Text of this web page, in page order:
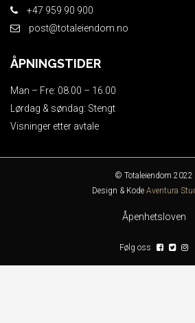
+47 959 90 900
post@totaleiendom.no
ÅPNINGSTIDER
Man – Fre: 08.00 – 16.00
Lørdag & søndag: Stengt
Visninger etter avtale
© Totaleiendom 2022
Design & Kode Aventura
Åpenhetsloven
Følg oss